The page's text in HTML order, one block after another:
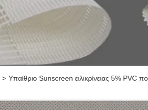
> Υπαίθριο Sunscreen ειλικρίνειας 5%